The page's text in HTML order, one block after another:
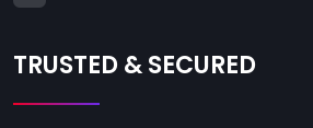
TRUSTED & SECURED